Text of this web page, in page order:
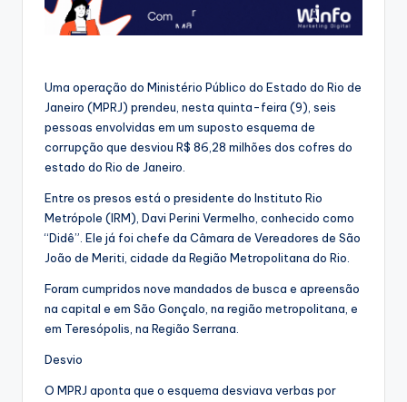
Uma operação do Ministério Público do Estado do Rio de
Janeiro (MPRJ) prendeu, nesta quinta-feira (9), seis
pessoas envolvidas em um suposto esquema de
corrupção que desviou R$ 86,28 milhões dos cofres do
estado do Rio de Janeiro.
Entre os presos está o presidente do Instituto Rio
Metrópole (IRM), Davi Perini Vermelho, conhecido como
“Didê”. Ele já foi chefe da Câmara de Vereadores de São
João de Meriti, cidade da Região Metropolitana do Rio.
Foram cumpridos nove mandados de busca e apreensão
na capital e em São Gonçalo, na região metropolitana, e
em Teresópolis, na Região Serrana.
Desvio
O MPRJ aponta que o esquema desviava verbas por